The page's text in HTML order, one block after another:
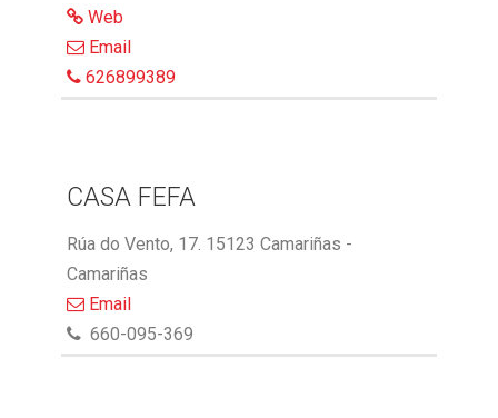
Web
Email
626899389
CASA FEFA
Rúa do Vento, 17. 15123 Camariñas -
Camariñas
Email
660-095-369